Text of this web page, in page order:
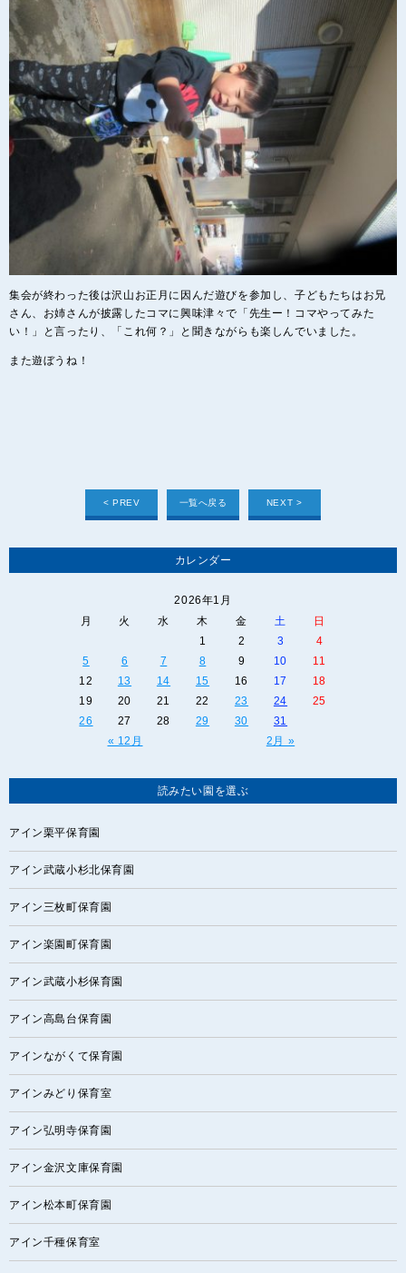
集会が終わった後は沢山お正月に因んだ遊びを参加し、子どもたちはお兄
さん、お姉さんが披露したコマに興味津々で「先生ー！コマやってみた
い！」と言ったり、「これ何？」と聞きながらも楽しんでいました。
また遊ぼうね！
< PREV 一覧へ戻る NEXT >
カレンダー
2026年1月
月
火 水 木 金 土 日
« 12月 2月 »
1 2 3
4
5
6 7 8 9 10
11
12
13 14 15 16 17
18
19
20 21 22 23 24
25
26
27 28 29 30 31
読みたい園を選ぶ
アイン栗平保育園
アイン武蔵小杉北保育園
アイン三枚町保育園
アイン楽園町保育園
アイン武蔵小杉保育園
アイン高島台保育園
アインながくて保育園
アインみどり保育室
アイン弘明寺保育園
アイン金沢文庫保育園
アイン松本町保育園
アイン千種保育室